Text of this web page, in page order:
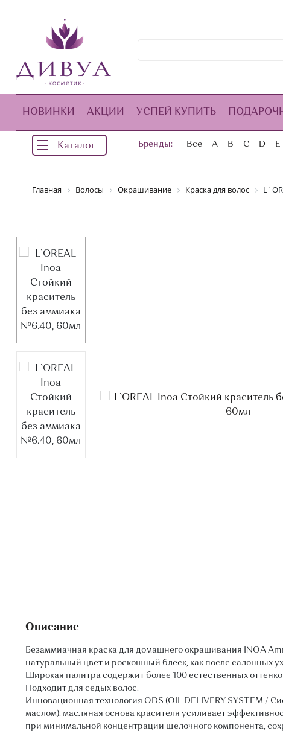
НОВИНКИ АКЦИИ УСПЕЙ КУПИТЬ
Каталог Бренды: Все A B C D E
Главная Волосы Окрашивание Краска для волос
Описание
Безаммиачная краска для домашнего окрашивания INOA
натуральный цвет и роскошный блеск, как после салонных
Широкая палитра содержит более 100 естественных
Подходит для седых волос.
Инновационная технология ODS (OIL DELIVERY SYSTEM /
маслом): масляная основа красителя усиливает
при минимальной концентрации щелочного компонента,